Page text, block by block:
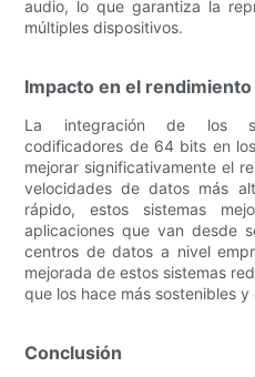
audio, lo que garantiza la
múltiples dispositivos.
Impacto en el
La integración de los
codificadores de 64 bits en
mejorar significativamente el
velocidades de datos más
rápido, estos sistemas
aplicaciones que van desde
centros de datos a nivel
mejorada de estos sistemas
que los hace más sostenibles y
Conclusión